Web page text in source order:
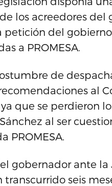
los acreedores del
del
a PROMESA.
de
al
que se perdieron
Sánchez al ser
PROMESA.
gobernador ante
transcurrido seis